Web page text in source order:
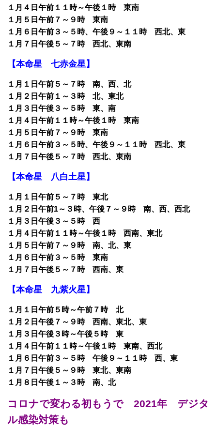
１月４日午前１１時～午後１時 東南
１月５日午前７～９時 東南
１月６日午前３～５時、午後９～１１時 西北、東
１月７日午後５～７時 西北、東南
【本命星 七赤金星】
１月１日午前５～７時 南、西、北
１月２日午前１～３時 北、東北
１月３日午後３～５時 東、南
１月４日午前１１時～午後１時 東南
１月５日午前７～９時 東南
１月６日午前３～５時、午後９～１１時 西北、東
１月７日午後５～７時 西北、東南
【本命星 八白土星】
１月１日午前５～７時 東北
１月２日午前1～３時、午後７～９時 南、西、西北
１月３日午後３～５時 西
１月４日午前１１時～午後１時 西南、東北
１月５日午前７～９時 南、北、東
１月６日午前３～５時 東南
１月７日午後５～７時 西南、東
【本命星 九紫火星】
１月１日午前５時～午前７時 北
１月２日午後７～９時 西南、東北、東
１月３日午後３時～午後５時 東
１月４日午前１１時～午後１時 東南、西北
１月６日午前３～５時 午後９～１１時 西、東
１月７日午後５～９時 東北、東南
１月８日午後１～３時 南、北
コロナで変わる初もうで 2021年 デジタ
ル感染対策も